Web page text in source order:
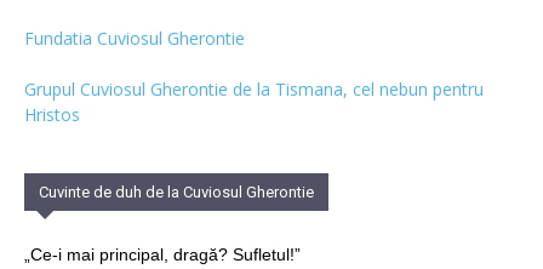
Fundatia Cuviosul Gherontie
Grupul Cuviosul Gherontie de la Tismana, cel nebun pentru
Hristos
Cuvinte de duh de la Cuviosul Gherontie
„Ce-i mai principal, dragă? Sufletul!”